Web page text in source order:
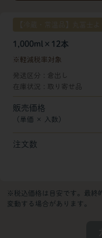
1,000ml×12本
軽減税率対象
発送区分
倉出し
在庫状況
取り寄せ品
販売価格
（単価 × 入数）
注文数
※税込価格は目安です。最終
変動する場合があります。